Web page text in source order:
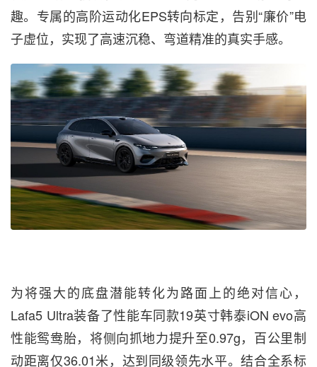
趣。专属的高阶运动化EPS转向标定，告别“廉价”电
子虚位，实现了高速沉稳、弯道精准的真实手感。
为将强大的底盘潜能转化为路面上的绝对信心，
Lafa5 Ultra装备了性能车同款19英寸韩泰iON evo高
性能鸳鸯胎，将侧向抓地力提升至0.97g，百公里制
动距离仅36.01米，达到同级领先水平。结合全系标